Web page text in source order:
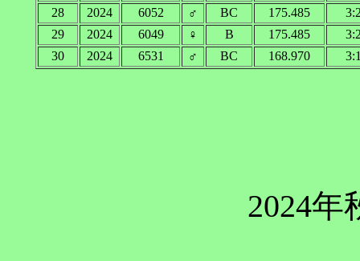
28
2024 6052 ♂ BC 175.485
29
2024 6049 ♀ B 175.485
30
2024 6531 ♂ BC 168.970
2024年